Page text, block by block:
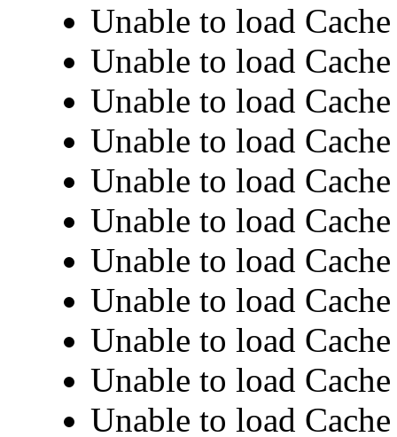
Unable to load
Unable to load
Unable to load
Unable to load
Unable to load
Unable to load
Unable to load
Unable to load
Unable to load
Unable to load
Unable to load